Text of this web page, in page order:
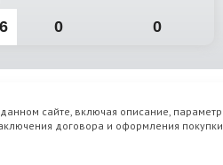
0 0
сайте, включая описание,
договора и оформления